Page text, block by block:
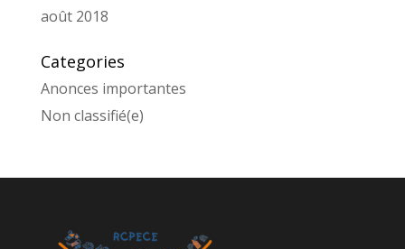
août 2018
Categories
Anonces importantes
Non classifié(e)